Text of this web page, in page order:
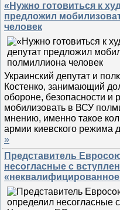
«Нужно готовиться к
предложил
человек
Украинский депутат и
Костенко, занимающий
обороне, безопасности и
мобилизовать в ВСУ
мнению, именно такое
армии киевского режима
»
Представитель
несогласные с